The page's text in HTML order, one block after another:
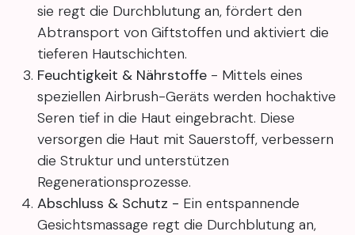
sie regt die Durchblutung an, fördert den
Abtransport von Giftstoffen und aktiviert die
tieferen Hautschichten.
Feuchtigkeit & Nährstoffe - Mittels eines
speziellen Airbrush-Geräts werden hochaktive
Seren tief in die Haut eingebracht. Diese
versorgen die Haut mit Sauerstoff, verbessern
die Struktur und unterstützen
Regenerationsprozesse.
Abschluss & Schutz - Ein entspannende
Gesichtsmassage regt die Durchblutung an,